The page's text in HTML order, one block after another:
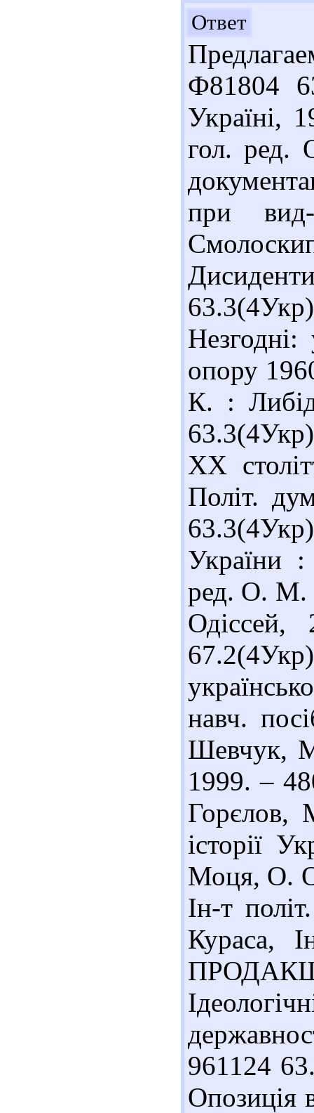
Ответ
Ф81804
Україні,
гол. ред.
при
Незгодні:
опору
К. :
ХХ
Політ.
України :
ред. О. М.
навч.
Шевчук,
1999. –
Горєлов,
історії
Моця, О.
Ін-т
Кураса,
961124
Опозиція